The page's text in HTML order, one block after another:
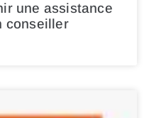
une assistance
conseiller